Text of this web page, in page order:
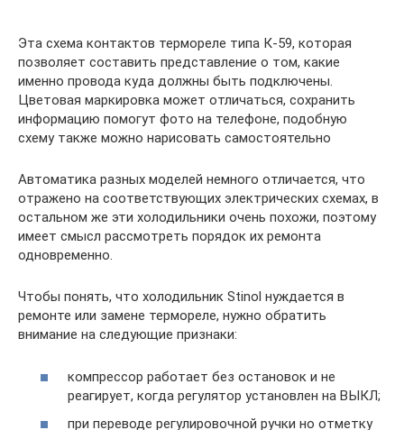
Эта схема контактов термореле типа К-59, которая
позволяет составить представление о том, какие
именно провода куда должны быть подключены.
Цветовая маркировка может отличаться, сохранить
информацию помогут фото на телефоне, подобную
схему также можно нарисовать самостоятельно
Автоматика разных моделей немного отличается, что
отражено на соответствующих электрических схемах, в
остальном же эти холодильники очень похожи, поэтому
имеет смысл рассмотреть порядок их ремонта
одновременно.
Чтобы понять, что холодильник Stinol нуждается в
ремонте или замене термореле, нужно обратить
внимание на следующие признаки:
компрессор работает без остановок и не
реагирует, когда регулятор установлен на ВЫКЛ;
при переводе регулировочной ручки но отметку